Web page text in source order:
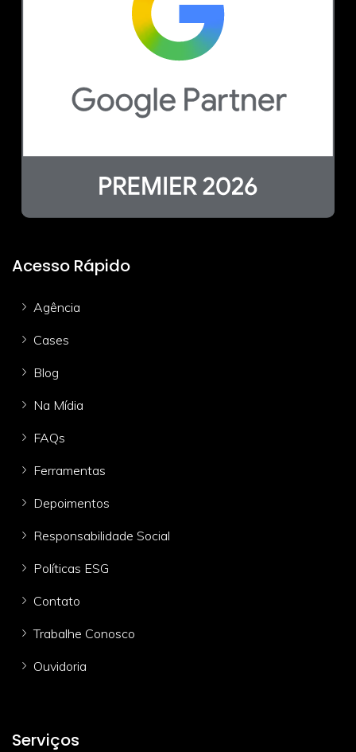
Acesso Rápido
Agência
Cases
Blog
Na Mídia
FAQs
Ferramentas
Depoimentos
Responsabilidade Social
Políticas ESG
Contato
Trabalhe Conosco
Ouvidoria
Serviços